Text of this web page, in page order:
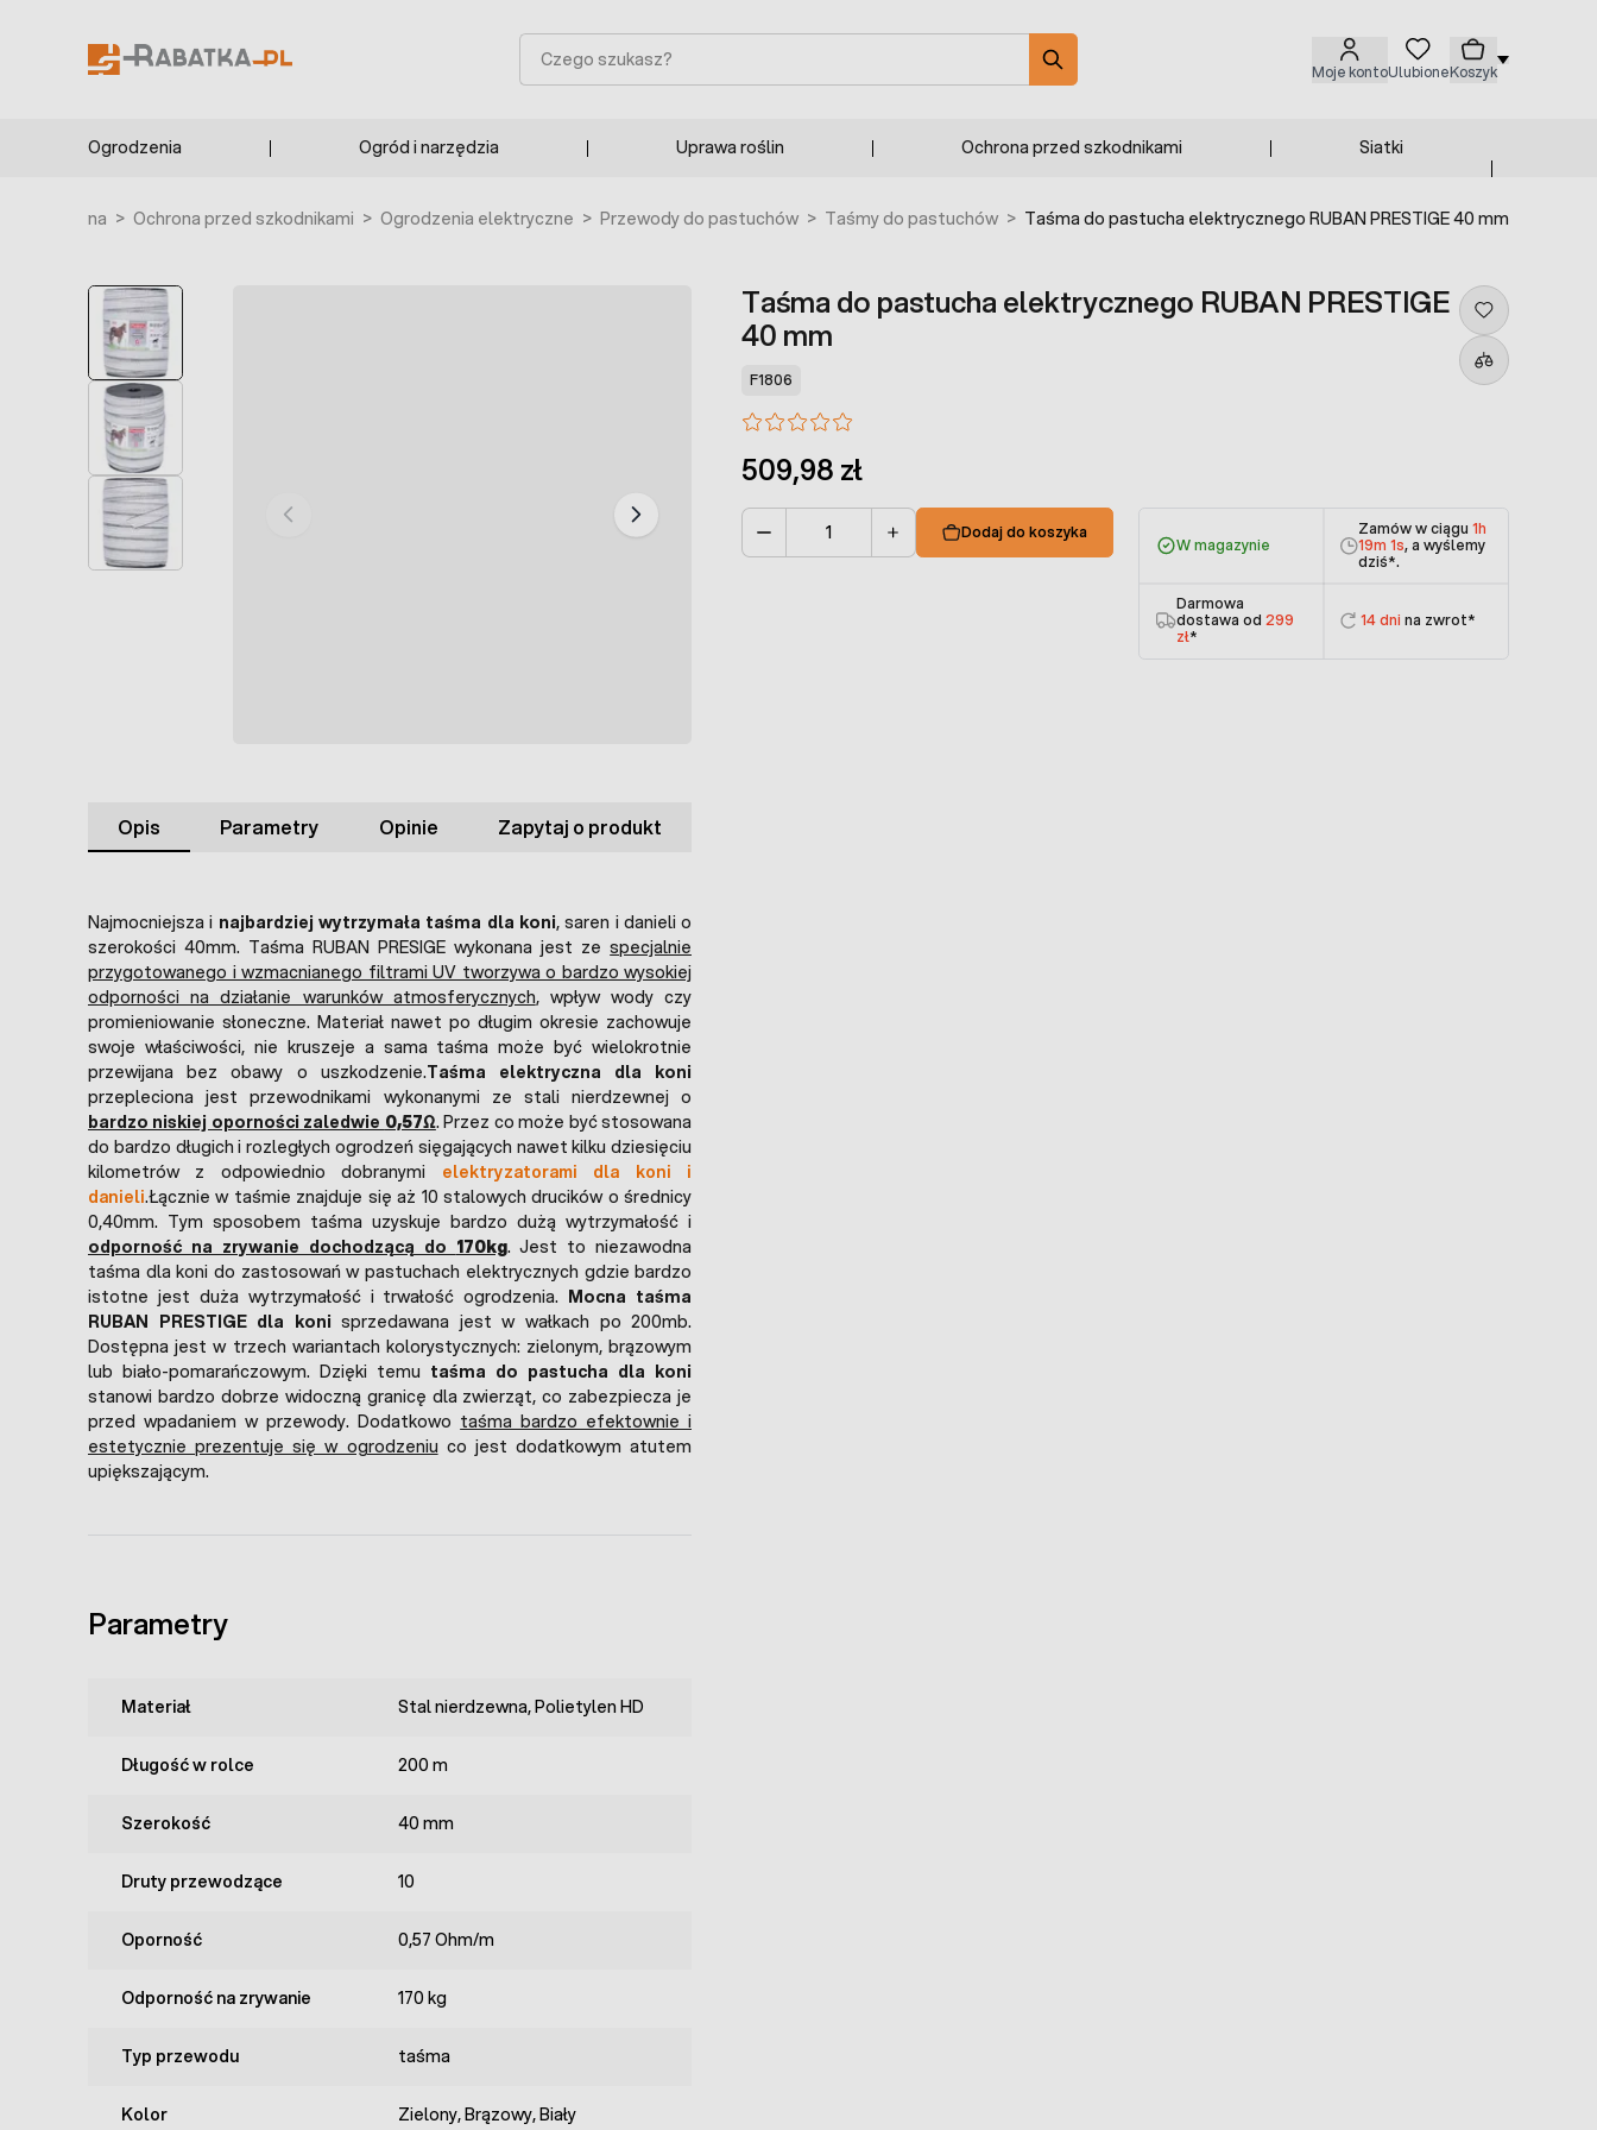
Moje kontoUlubioneKoszyk
Szukaj
Ogrodzenia Ogród i narzędzia Uprawa roślin Ochrona przed szkodnikami Siatki
główna > Ochrona przed szkodnikami > Ogrodzenia elektryczne > Przewody do pastuchów > Taśmy do pastuchów > Taśma do pastucha elektrycznego RUBAN PRESTIGE 40 mm
Taśma do pastucha elektrycznego RUBAN PRESTIGE
40 mm
F1806
509,98 zł
Dodaj do koszyka
W magazynie
Zamów w ciągu 1h
19m 0s, a wyślemy
dziś*.
Darmowa
dostawa od 299
zł*
14 dni na zwrot*
Opis Parametry Opinie Zapytaj o produkt
Najmocniejsza i najbardziej wytrzymała taśma dla koni, saren i danieli o
szerokości 40mm. Taśma RUBAN PRESIGE wykonana jest zespecjalnie
przygotowanego i wzmacnianego filtrami UV tworzywa o bardzo wysokiej
odporności na działanie warunków atmosferycznych, wpływ wody czy
promieniowanie słoneczne. Materiał nawet po długim okresie zachowuje
swoje właściwości, nie kruszeje a sama taśma może być wielokrotnie
przewijana bez obawy o uszkodzenie.Taśma elektryczna dla koni
przepleciona jest przewodnikami wykonanymi ze stali nierdzewnej o
bardzo niskiej oporności zaledwie 0,57Ω. Przez co może być stosowana
do bardzo długich i rozległych ogrodzeń sięgających nawet kilku dziesięciu
kilometrów z odpowiednio dobranymi elektryzatorami dla koni i
danieli.Łącznie w taśmie znajduje się aż 10 stalowych drucików o średnicy
0,40mm. Tym sposobem taśma uzyskuje bardzo dużą wytrzymałość i
odporność na zrywanie dochodzącą do 170kg. Jest to niezawodna
taśma dla koni do zastosowań w pastuchach elektrycznych gdzie bardzo
istotne jest duża wytrzymałość i trwałość ogrodzenia. Mocna taśma
RUBAN PRESTIGE dla koni sprzedawana jest w wałkach po 200mb.
Dostępna jest w trzech wariantach kolorystycznych: zielonym, brązowym
lub biało-pomarańczowym. Dzięki temu taśma do pastucha dla koni
stanowi bardzo dobrze widoczną granicę dla zwierząt, co zabezpiecza je
przed wpadaniem w przewody. Dodatkowo taśma bardzo efektownie i
estetycznie prezentuje się w ogrodzeniu co jest dodatkowym atutem
upiększającym.
Parametry
Materiał Stal nierdzewna, Polietylen HD
Długość w rolce 200 m
Szerokość 40 mm
Druty przewodzące 10
Oporność 0,57 Ohm/m
Odporność na zrywanie 170 kg
Typ przewodu taśma
Kolor Zielony, Brązowy, Biały